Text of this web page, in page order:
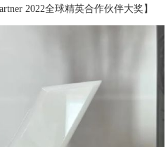
2022全球精英合作伙伴大奖】